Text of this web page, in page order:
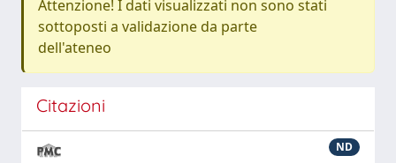
Attenzione! I dati visualizzati non sono stati
sottoposti a validazione da parte
dell'ateneo
Citazioni
ND